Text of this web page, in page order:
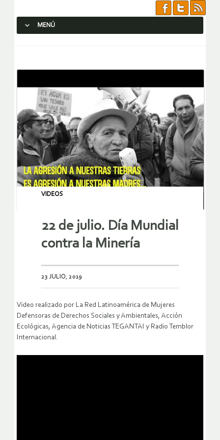
MENÚ
VIDEOS
22 de julio. Día Mundial
contra la Minería
23 JULIO, 2019
Video realizado por La Red Latinoamérica de Mujeres
Defensoras de Derechos Sociales y Ambientales, Acción
Ecológicas, Agencia de Noticias TEGANTAI y Radio Temblor
Internacional.